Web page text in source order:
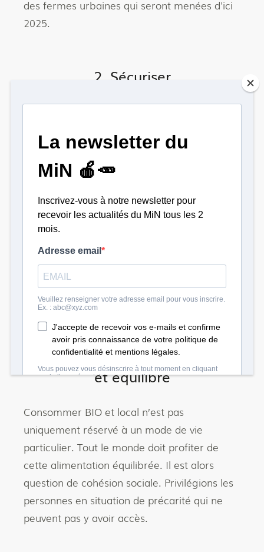
des fermes urbaines qui seront menées d'ici
2025.
2. Sécuriser
tendre vers une logistique bas
Le bas carbone via
est un point également primordial pour le
Projet Alimentaire Territorial.Les produits
locauxseront mieux référencés en
encourageant une solution logistique
écologique durable. En consommant local,
nous diminuons fortement l’utilisation de
transports qui polluent énormément.
3. Permettre à chacun de
manger à sa faim, sainement
et équilibré
Consommer BIO et local n’est pas
uniquement réservé à un mode de vie
particulier. Tout le monde doit profiter de
cette alimentation équilibrée. Il est alors
question de cohésion sociale. Privilégions les
personnes en situation de précarité qui ne
peuvent pas y avoir accès.